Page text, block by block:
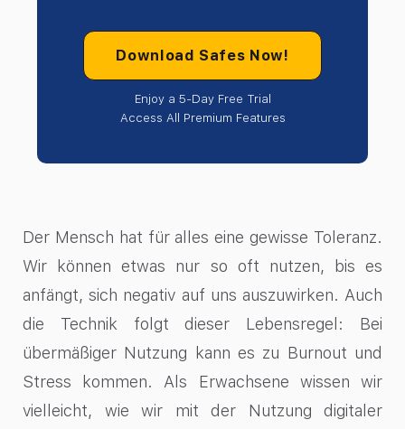
Download Safes Now!
Enjoy a 5-Day Free Trial
Access All Premium Features
Der Mensch hat für alles eine gewisse Toleranz.
Wir können etwas nur so oft nutzen, bis es
anfängt, sich negativ auf uns auszuwirken. Auch
die Technik folgt dieser Lebensregel: Bei
übermäßiger Nutzung kann es zu Burnout und
Stress kommen. Als Erwachsene wissen wir
vielleicht, wie wir mit der Nutzung digitaler